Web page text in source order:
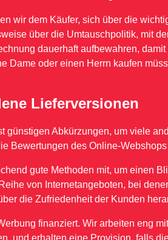
wir dem Käufer, sich über die
über die Umtauschpolitik, mit
dauerhaft aufbewahren,
Dame oder einen Herrn kaufen
Lieferversionen
günstigen Abkürzungen, um viele
Bewertungen des Online-
gute Methoden mit, um einen
von Internetangeboten, bei
die Zufriedenheit der Kunden
finanziert. Wir arbeiten eng
und erhalten eine Provision, falls